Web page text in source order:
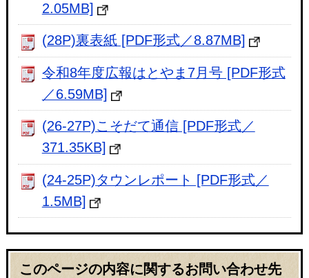
2.05MB]
(28P)裏表紙 [PDF形式／8.87MB]
令和8年度広報はとやま7月号 [PDF形式
／6.59MB]
(26-27P)こそだて通信 [PDF形式／
371.35KB]
(24-25P)タウンレポート [PDF形式／
1.5MB]
このページの内容に関するお問い合わせ先